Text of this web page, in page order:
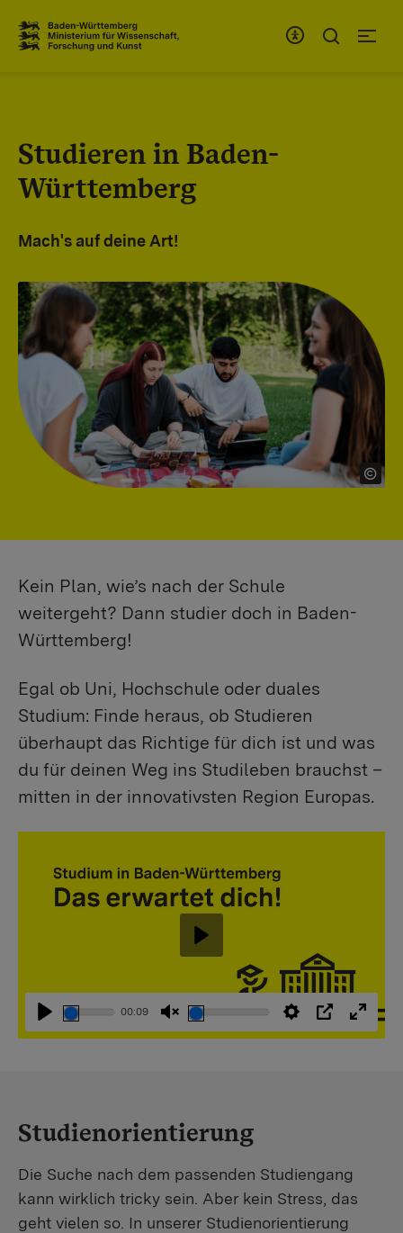
Studieren in Baden-
Württemberg
Mach's auf deine Art!
Kein Plan, wie’s nach der Schule
weitergeht? Dann studier doch in Baden-
Württemberg!
Egal ob Uni, Hochschule oder duales
Studium: Finde heraus, ob Studieren
überhaupt das Richtige für dich ist und was
du für deinen Weg ins Studileben brauchst –
mitten in der innovativsten Region Europas.
Abspielen
00:09
StummschaltungEinstellungen
PIP
Abspielen
Studienorientierung
Die Suche nach dem passenden Studiengang
kann wirklich tricky sein. Aber kein Stress, das
geht vielen so. In unserer Studienorientierung